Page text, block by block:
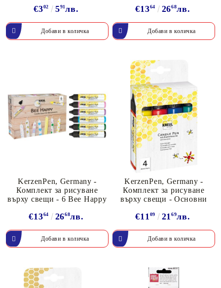
€302 591лв. €1364 2668лв.
KerzenPen, Germany -
Комплект за рисуване
върху свещи - 6 Bee Happy
€1364 2668лв.
KerzenPen, Germany -
Комплект за рисуване
върху свещи - Основни
€1109 2169лв.